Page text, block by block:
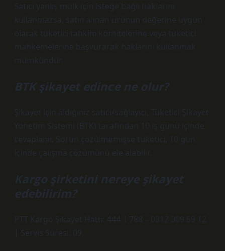
Satıcı yanlış mülk için isteğe bağlı haklarını
kullanmazsa, satın alınan ürünün değerine uygun
olarak tüketici tahkim komitelerine veya tüketici
mahkemelerine başvurarak haklarını kullanmak
mümkündür.
BTK şikayet edince ne olur?
Şikayet için aldığınız satıcı/sağlayıcı, Tüketici Şikayet
Yönetim Sistemi (BTK) tarafından 10 iş günü içinde
cevaplanır. Sorun çözülmemişse tüketici, 10 gün
içinde çalışma çözümünü ele alabilir.
Kargo şirketini nereye şikayet
edebilirim?
PTT Kargo Şikayet Hattı: 444 1 788 – 0312 309 59 12
| Servis Süresi: 09.